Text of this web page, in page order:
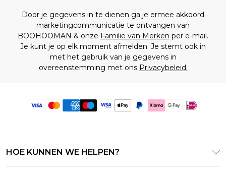
Door je gegevens in te dienen ga je ermee akkoord
marketingcommunicatie te ontvangen van
BOOHOOMAN & onze Familie van Merken per e-mail.
Je kunt je op elk moment afmelden. Je stemt ook in
met het gebruik van je gegevens in
overeenstemming met ons Privacybeleid.
HOE KUNNEN WE HELPEN?